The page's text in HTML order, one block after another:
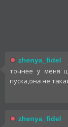
zhenya_fidel
точнее у меня
пуска,она не
zhenya_fidel